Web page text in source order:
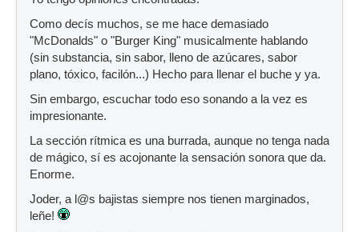
Como decís muchos, se me hace demasiado
"McDonalds" o "Burger King" musicalmente hablando
(sin substancia, sin sabor, lleno de azúcares, sabor
plano, tóxico, facilón...) Hecho para llenar el buche y ya.
Sin embargo, escuchar todo eso sonando a la vez es
impresionante.
La sección rítmica es una burrada, aunque no tenga nada
de mágico, sí es acojonante la sensación sonora que da.
Enorme.
Joder, a l@s bajistas siempre nos tienen marginados,
leñe!